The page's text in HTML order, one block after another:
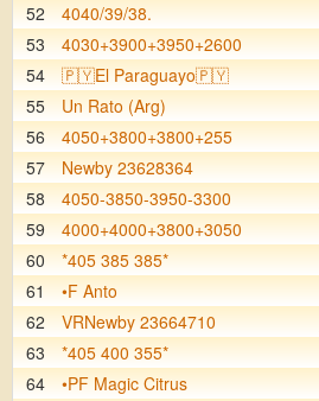
52
4040/39/38.
53
4030+3900+3950+2600
54
🇵🇾El Paraguayo🇵🇾
55
Un Rato (Arg)
56
4050+3800+3800+255
57
Newby 23628364
58
4050-3850-3950-3300
59
4000+4000+3800+3050
60
*405 385 385*
61
•F Anto
62
VRNewby 23664710
63
*405 400 355*
64
•PF Magic Citrus